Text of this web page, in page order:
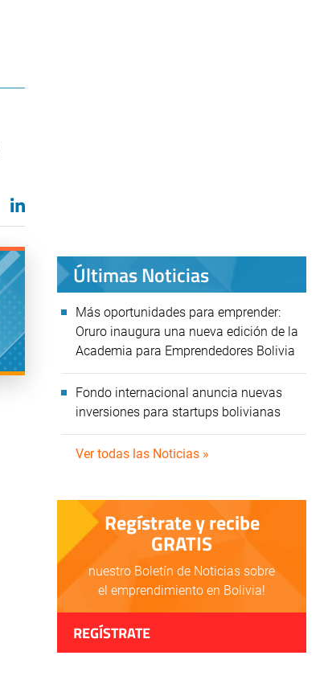
Últimas Noticias
Más oportunidades para emprender:
Oruro inaugura una nueva edición de la
Academia para Emprendedores Bolivia
Fondo internacional anuncia nuevas
inversiones para startups bolivianas
Ver todas las Noticias »
Regístrate y recibe
GRATIS
nuestro Boletín de Noticias sobre
el emprendimiento en Bolivia!
REGÍSTRATE